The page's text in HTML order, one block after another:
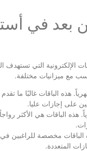
بعد في
الإلكترونية التي تستهدف
مع ميزانيات مختلفة.
على إجازات عليا.
فوق. هذه الباقات مخصصة
المتعددة.